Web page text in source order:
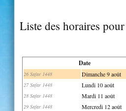
Liste des horaires
Date
26 Safar 1448 Dimanche 9 août
27 Safar 1448 Lundi 10 août
28 Safar 1448 Mardi 11 août
29 Safar 1448 Mercredi 12 août